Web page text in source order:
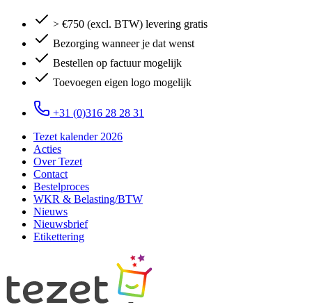
> €750 (excl. BTW) levering gratis
Bezorging wanneer je dat wenst
Bestellen op factuur mogelijk
Toevoegen eigen logo mogelijk
+31 (0)316 28 28 31
Tezet kalender 2026
Acties
Over Tezet
Contact
Bestelproces
WKR & Belasting/BTW
Nieuws
Nieuwsbrief
Etikettering